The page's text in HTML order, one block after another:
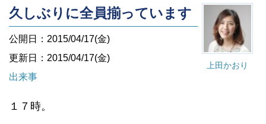
上田かおり
久しぶりに全員揃っています
公開日：2015/04/17(金)
更新日：2015/04/17(金)
出来事
１７時。